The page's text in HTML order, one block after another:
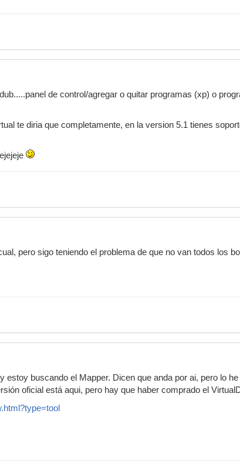
de control/agregar o quitar programas (xp) o
te diria que completamente, en la version 5.1 tienes
pero sigo teniendo el problema de que no van todos los
estoy buscando el Mapper. Dicen que anda por ai, pero lo
oficial está aqui, pero hay que haber comprado el